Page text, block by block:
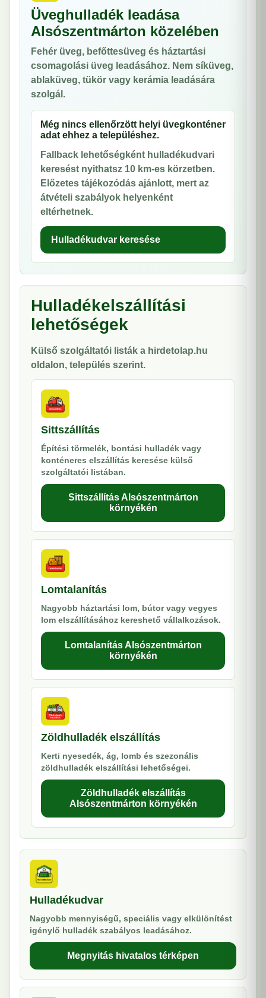
Üveghulladék leadása
Alsószentmárton közelében
Fehér üveg, befőttesüveg és háztartási
csomagolási üveg leadásához. Nem síküveg,
ablaküveg, tükör vagy kerámia leadására
szolgál.
Még nincs ellenőrzött helyi üvegkonténer
adat ehhez a településhez.
Fallback lehetőségként hulladékudvari
keresést nyithatsz 10 km-es körzetben.
Előzetes tájékozódás ajánlott, mert az
átvételi szabályok helyenként
eltérhetnek.
Hulladékudvar keresése
Hulladékelszállítási
lehetőségek
Külső szolgáltatói listák a hirdetolap.hu
oldalon, település szerint.
Sittszállítás
Építési törmelék, bontási hulladék vagy
konténeres elszállítás keresése külső
szolgáltatói listában.
Sittszállítás Alsószentmárton
környékén
Lomtalanítás
Nagyobb háztartási lom, bútor vagy vegyes
lom elszállításához kereshető vállalkozások.
Lomtalanítás Alsószentmárton
környékén
Zöldhulladék elszállítás
Kerti nyesedék, ág, lomb és szezonális
zöldhulladék elszállítási lehetőségei.
Zöldhulladék elszállítás
Alsószentmárton környékén
Hulladékudvar
Nagyobb mennyiségű, speciális vagy elkülönítést
igénylő hulladék szabályos leadásához.
Megnyitás hivatalos térképen